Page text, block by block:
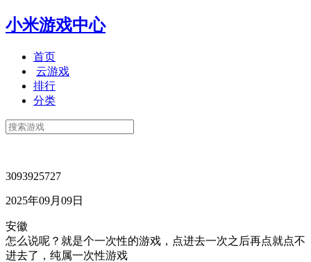
小米游戏中心
首页
云游戏
排行
分类
3093925727
2025年09月09日
安徽
怎么说呢？就是个一次性的游戏，点进去一次之后再点就点不
进去了，纯属一次性游戏